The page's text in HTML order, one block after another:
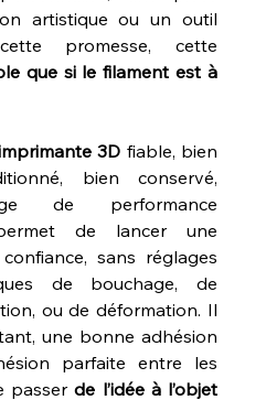
artistique ou un outil
promesse, cette
que si le filament est à
3D fiable, bien
bien conservé,
de performance
de lancer une
sans réglages
de bouchage, de
ou de déformation. Il
une bonne adhésion
parfaite entre les
passer de l’idée à l’objet